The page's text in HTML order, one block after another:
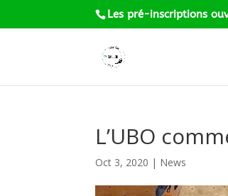
Les pré-inscriptions
L’UBO
Oct 3, 2020 | News